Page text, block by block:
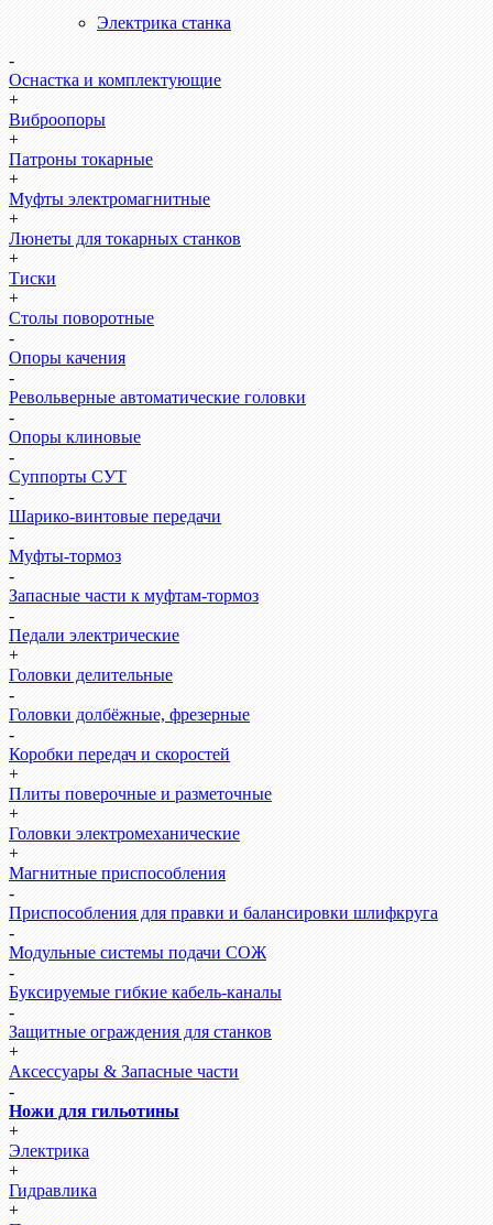
Электрика станка
-
Оснастка и комплектующие
+
Виброопоры
+
Патроны токарные
+
Муфты электромагнитные
+
Люнеты для токарных станков
+
Тиски
+
Столы поворотные
-
Опоры качения
-
Револьверные автоматические головки
-
Опоры клиновые
-
Суппорты СУТ
-
Шарико-винтовые передачи
-
Муфты-тормоз
-
Запасные части к муфтам-тормоз
-
Педали электрические
+
Головки делительные
-
Головки долбёжные, фрезерные
-
Коробки передач и скоростей
+
Плиты поверочные и разметочные
+
Головки электромеханические
+
Магнитные приспособления
-
Приспособления для правки и балансировки шлифкруга
-
Модульные системы подачи СОЖ
-
Буксируемые гибкие кабель-каналы
-
Защитные ограждения для станков
+
Аксессуары & Запасные части
-
Ножи для гильотины
+
Электрика
+
Гидравлика
+